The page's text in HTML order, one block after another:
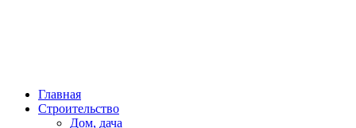
Главная
Строительство
Дом, дача